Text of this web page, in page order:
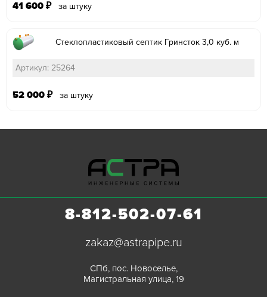
41 600 ₽ за штуку
Стеклопластиковый септик Гринсток 3,0 куб. м
Артикул: 25264
52 000 ₽ за штуку
8-812-502-07-61
zakaz@astrapipe.ru
СПб, пос. Новоселье,
Магистральная улица, 19